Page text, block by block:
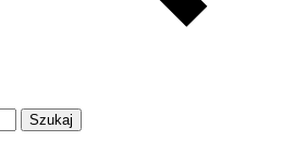
Szukaj